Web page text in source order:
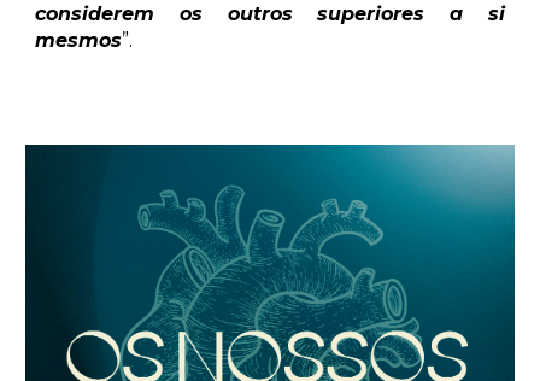
considerem os outros superiores a si
mesmos”.